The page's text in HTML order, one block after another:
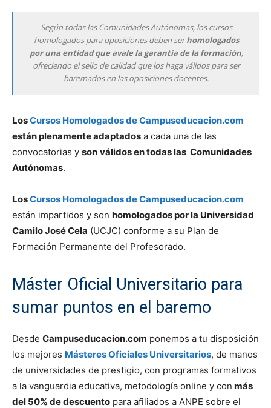
Según todas las Comunidades Autónomas, los cursos
homologados para oposiciones deben serhomologados
por una entidad que avale la garantía de la formación,
ofreciendo el sello de calidad que los haga válidos para ser
baremados en las oposiciones docentes.
LosCursos Homologados de Campuseducacion.com
están plenamente adaptados a cada una de las
convocatorias y son válidos en todas las Comunidades
Autónomas.
LosCursos Homologados de Campuseducacion.com
están impartidos y son homologados por la Universidad
Camilo José Cela (UCJC) conforme a su Plan de
Formación Permanente del Profesorado.
Máster Oficial Universitario para
sumar puntos en el baremo
Desde Campuseducacion.com ponemos a tu disposición
los mejores Másteres Oficiales Universitarios, de manos
de universidades de prestigio, con programas formativos
a la vanguardia educativa, metodología online y con más
del 50% de descuento para afiliados a ANPE sobre el